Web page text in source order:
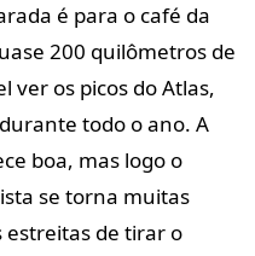
é para o café da
200 quilômetros de
ver os picos do Atlas,
todo o ano. A
boa, mas logo o
se torna muitas
estreitas de tirar o